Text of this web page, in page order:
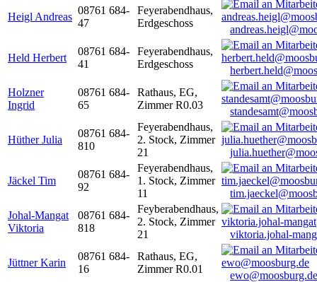
Heigl Andreas
08761 684-
47
Feyerabendhaus,
Erdgeschoss
Held Herbert
08761 684-
41
Feyerabendhaus,
Erdgeschoss
Holzner
Ingrid
08761 684-
65
Rathaus, EG,
Zimmer R0.03
Hüther Julia
08761 684-
810
Feyerabendhaus,
2. Stock, Zimmer
21
Jäckel Tim
08761 684-
92
Feyerabendhaus,
1. Stock, Zimmer
11
Johal-Mangat
Viktoria
08761 684-
818
Feyberabendhaus,
2. Stock, Zimmer
21
viktoria.johal-
Jüttner Karin
08761 684-
16
Rathaus, EG,
Zimmer R0.01
ewo@moosburg.de